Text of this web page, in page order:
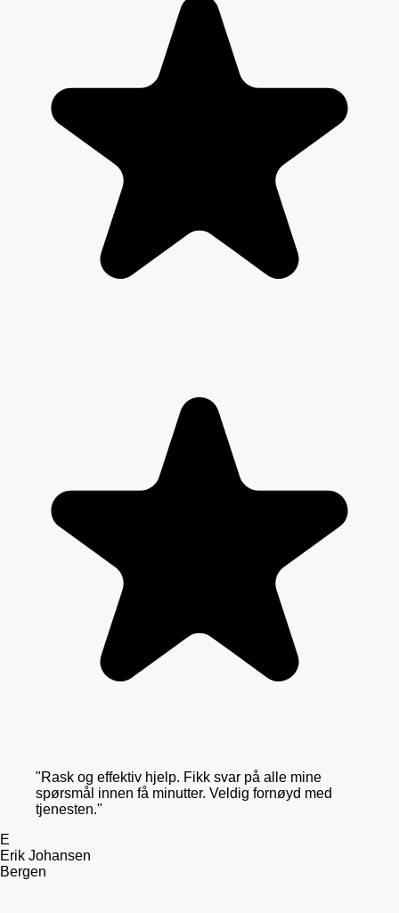
"Rask og effektiv hjelp. Fikk svar på alle mine
spørsmål innen få minutter. Veldig fornøyd med
tjenesten."
E
Erik Johansen
Bergen